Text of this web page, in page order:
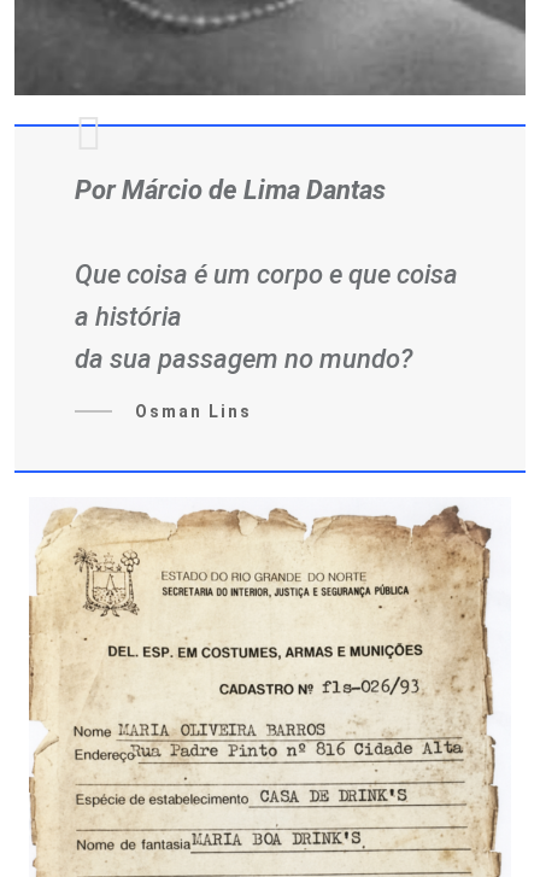
Por Márcio de Lima Dantas
Que coisa é um corpo e que coisa
a história
da sua passagem no mundo?
Osman Lins